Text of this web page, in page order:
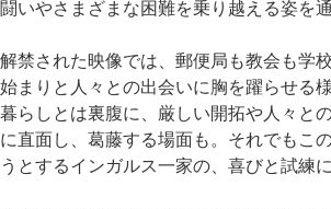
いやさまざまな困難を乗り越える姿を
禁された映像では、郵便局も教会も学
まりと人々との出会いに胸を躍らせる
らしとは裏腹に、厳しい開拓や人々と
直面し、葛藤する場面も。それでもこ
とするインガルス一家の、喜びと試練